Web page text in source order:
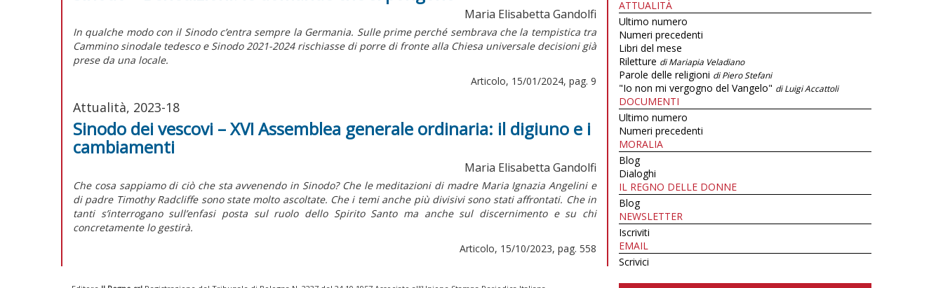
Maria Elisabetta Gandolfi
In qualche modo con il Sinodo c’entra sempre la Germania. Sulle prime perché sembrava che la tempistica tra
Cammino sinodale tedesco e Sinodo 2021-2024 rischiasse di porre di fronte alla Chiesa universale decisioni già
prese da una locale.
Articolo, 15/01/2024, pag. 9
Attualità, 2023-18
Sinodo dei vescovi – XVI Assemblea generale ordinaria: il digiuno e i
cambiamenti
Maria Elisabetta Gandolfi
Che cosa sappiamo di ciò che sta avvenendo in Sinodo? Che le meditazioni di madre Maria Ignazia Angelini e
di padre Timothy Radcliffe sono state molto ascoltate. Che i temi anche più divisivi sono stati affrontati. Che in
tanti s’interrogano sull’enfasi posta sul ruolo dello Spirito Santo ma anche sul discernimento e su chi
concretamente lo gestirà.
Articolo, 15/10/2023, pag. 558
ATTUALITÀ
Ultimo numero
Numeri precedenti
Libri del mese
Riletture di Mariapia Veladiano
Parole delle religioni di Piero Stefani
"Io non mi vergogno del Vangelo" di Luigi Accattoli
DOCUMENTI
Ultimo numero
Numeri precedenti
MORALIA
Blog
Dialoghi
IL REGNO DELLE DONNE
Blog
NEWSLETTER
Iscriviti
EMAIL
Scrivici